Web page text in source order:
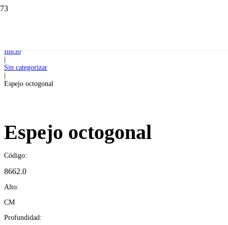
Inicio
Sin categorizar
Espejo octogonal
Espejo octogonal
Código:
8662.0
Alto:
CM
Profundidad: